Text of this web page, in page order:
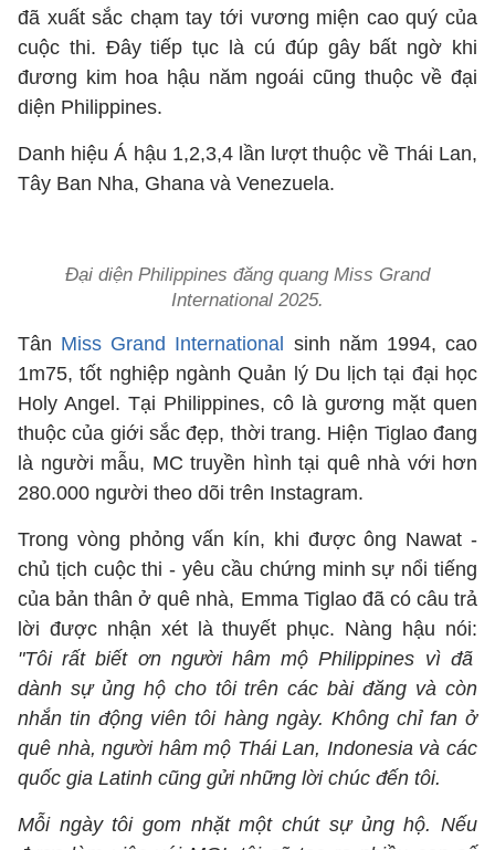
đã xuất sắc chạm tay tới vương miện cao quý của
cuộc thi. Đây tiếp tục là cú đúp gây bất ngờ khi
đương kim hoa hậu năm ngoái cũng thuộc về đại
diện Philippines.
Danh hiệu Á hậu 1,2,3,4 lần lượt thuộc về Thái Lan,
Tây Ban Nha, Ghana và Venezuela.
Đại diện Philippines đăng quang Miss Grand
International 2025.
Tân Miss Grand International
sinh năm 1994, cao
1m75, tốt nghiệp ngành Quản lý Du lịch tại đại học
Holy Angel. Tại Philippines, cô là gương mặt quen
thuộc của giới sắc đẹp, thời trang. Hiện Tiglao đang
là người mẫu, MC truyền hình tại quê nhà với hơn
280.000 người theo dõi trên Instagram.
Trong vòng phỏng vấn kín, khi được ông Nawat -
chủ tịch cuộc thi - yêu cầu chứng minh sự nổi tiếng
của bản thân ở quê nhà, Emma Tiglao đã có câu trả
lời được nhận xét là thuyết phục. Nàng hậu nói:
"Tôi rất biết ơn người hâm mộ Philippines vì đã
dành sự ủng hộ cho tôi trên các bài đăng và còn
nhắn tin động viên tôi hàng ngày. Không chỉ fan ở
quê nhà, người hâm mộ Thái Lan, Indonesia và các
quốc gia Latinh cũng gửi những lời chúc đến tôi.
Mỗi ngày tôi gom nhặt một chút sự ủng hộ. Nếu